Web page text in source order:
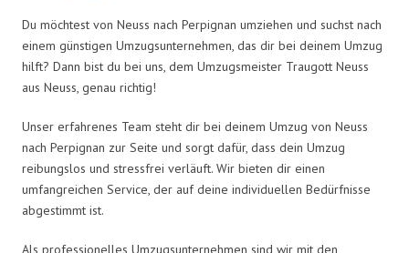
Du möchtest von Neuss nach Perpignan umziehen und suchst nach
einem günstigen Umzugsunternehmen, das dir bei deinem Umzug
hilft? Dann bist du bei uns, dem Umzugsmeister Traugott Neuss
aus Neuss, genau richtig!
Unser erfahrenes Team steht dir bei deinem Umzug von Neuss
nach Perpignan zur Seite und sorgt dafür, dass dein Umzug
reibungslos und stressfrei verläuft. Wir bieten dir einen
umfangreichen Service, der auf deine individuellen Bedürfnisse
abgestimmt ist.
Als professionelles Umzugsunternehmen sind wir mit den